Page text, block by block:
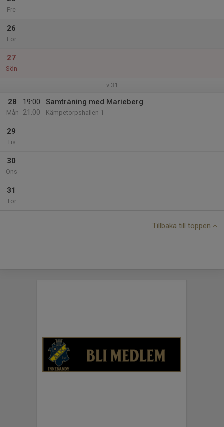
Fre
26
Lör
27
Sön
v.31
28
Mån
19:00
21:00
Samträning med Marieberg
Kämpetorpshallen 1
29
Tis
30
Ons
31
Tor
Tillbaka till toppen